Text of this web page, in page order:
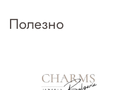
Полезно